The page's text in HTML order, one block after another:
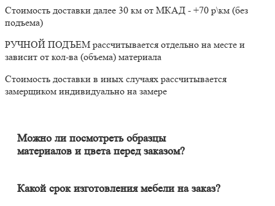
Стоимость доставки далее 30 км от МКАД - +70 р\км (без
подъема)
РУЧНОЙ ПОДЪЕМ рассчитывается отдельно на месте и
зависит от кол-ва (объема) материала
Стоимость доставки в иных случаях рассчитывается
замерщиком индивидуально на замере
Можно ли посмотреть образцы
материалов и цвета перед заказом?
месте в собственном освещении увидеть, как будут выглядеть
Какой срок изготовления мебели на заказ?